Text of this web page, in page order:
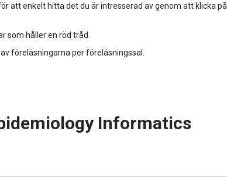
att enkelt hitta det du är intresserad av genom att klicka på
som håller en röd tråd.
föreläsningarna per föreläsningssal.
Informatics